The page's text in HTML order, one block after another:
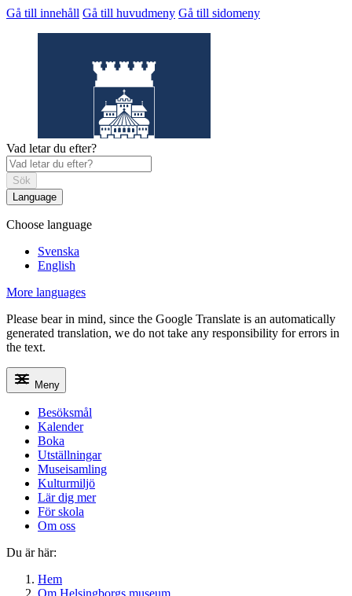
Gå till innehåll Gå till huvudmeny Gå till sidomeny
Helsingborgs museum
Vad letar du efter?
Sök
Language
Choose language
Svenska
English
More languages
Please bear in mind, since the Google Translate is an automatically
generated translation, we do not take any responsibility for errors in
the text.
Meny
Besöksmål
Kalender
Boka
Utställningar
Museisamling
Kulturmiljö
Lär dig mer
För skola
Om oss
Du är här:
Hem
Om Helsingborgs museum